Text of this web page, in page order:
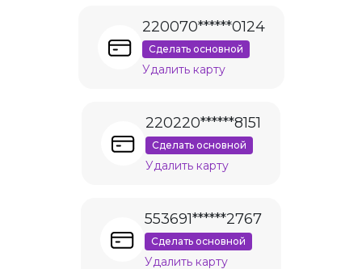
220070******0124
Сделать основной
Удалить карту
220220******8151
Сделать основной
Удалить карту
553691******2767
Сделать основной
Удалить карту